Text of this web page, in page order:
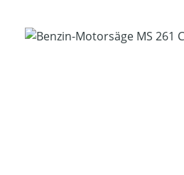
Bildergalerie überspringen